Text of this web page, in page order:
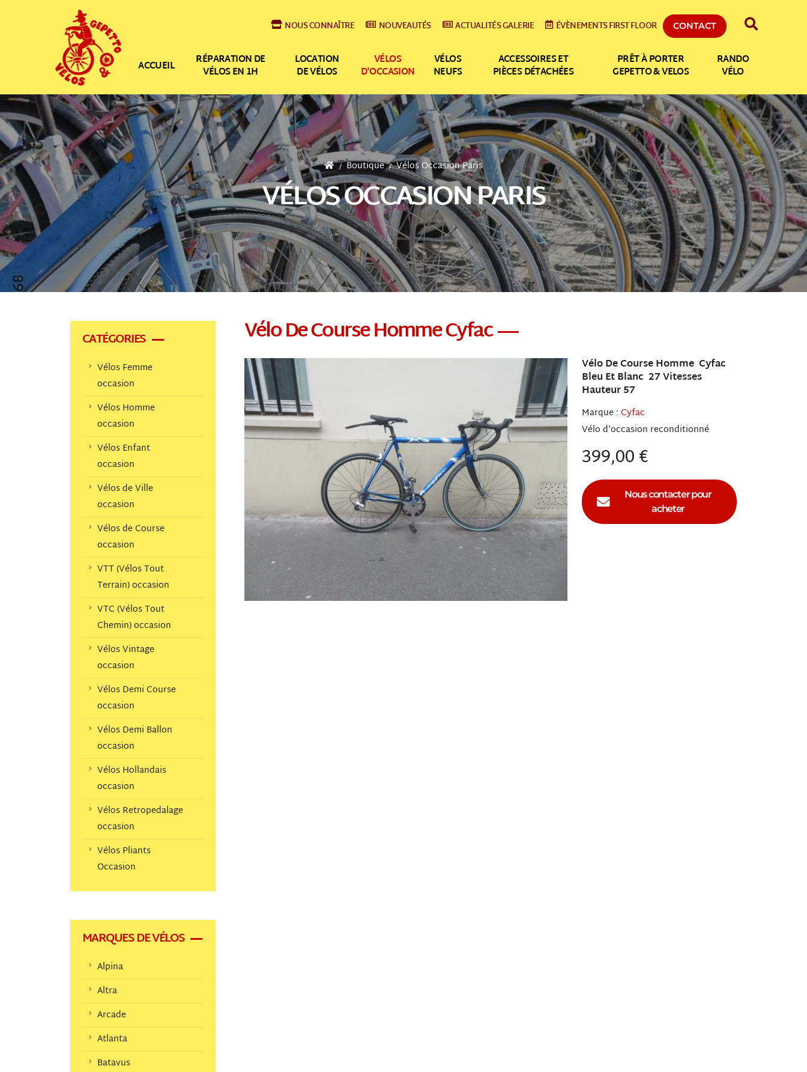
NOUS CONNAÎTRE NOUVEAUTÉS ACTUALITÉS GALERIE ÉVÈNEMENTS FIRST FLOOR CONTACT
ACCUEIL RÉPARATION DE
VÉLOS EN 1H
LOCATION
DE VÉLOS
VÉLOS
D'OCCASION
VÉLOS
NEUFS
ACCESSOIRES ET
PIÈCES DÉTACHÉES
PRÊT À PORTER
GEPETTO & VELOS
RANDO
VÉLO
Boutique Vélos Occasion Paris
VÉLOS OCCASION PARIS
Vélo De Course Homme Cyfac
Vélo De Course Homme Cyfac
Bleu Et Blanc 27 Vitesses
Hauteur 57
Marque :Cyfac
Vélo
reconditionné
399,00 €
Nous contacter pour
acheter
CATÉGORIES
Vélos Femme
occasion
Vélos Homme
occasion
Vélos Enfant
occasion
Vélos de Ville
occasion
Vélos de Course
occasion
VTT (Vélos Tout
Terrain) occasion
VTC (Vélos Tout
Chemin) occasion
Vélos Vintage
occasion
Vélos Demi Course
occasion
Vélos Demi Ballon
occasion
Vélos Hollandais
occasion
Vélos Retropedalage
occasion
Vélos Pliants
Occasion
MARQUES DE VÉLOS
Alpina
Altra
Arcade
Atlanta
Batavus